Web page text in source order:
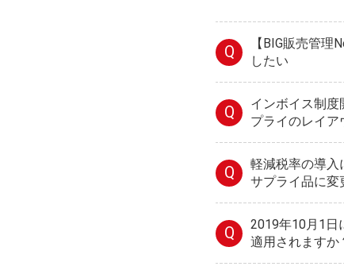
Q
【BIG販売管
したい
Q
インボイス制度
プライのレイ
Q
軽減税率の導入
サプライ品に変
Q
2019年10月1日
適用されますか